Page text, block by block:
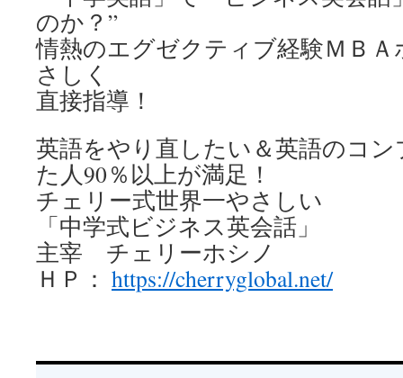
のか？”
情熱のエグゼクティブ経験ＭＢ
さしく
直接指導！
英語をやり直したい＆英語のコ
た人90％以上が満足！
チェリー式世界一やさしい
「中学式ビジネス英会話」
主宰 チェリーホシノ
ＨＰ： https://cherryglobal.net/